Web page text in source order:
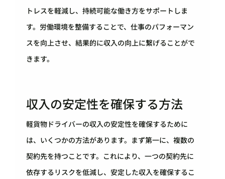
トレスを軽減し、持続可能な働き方をサポートしま
す。労働環境を整備することで、仕事のパフォーマン
スを向上させ、結果的に収入の向上に繋げることがで
きます。
収入の安定性を確保する方法
軽貨物ドライバーの収入の安定性を確保するために
は、いくつかの方法があります。まず第一に、複数の
契約先を持つことです。これにより、一つの契約先に
依存するリスクを低減し、安定した収入を確保するこ